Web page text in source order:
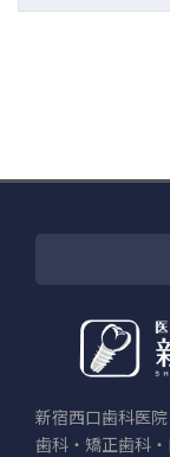
新宿西口歯科医
歯科・矯正歯科